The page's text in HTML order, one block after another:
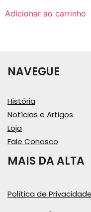
Adicionar ao carrinho
NAVEGUE
História
Notícias e Artigos
Loja
Fale Conosco
MAIS DA ALTA
Política de Privacidade